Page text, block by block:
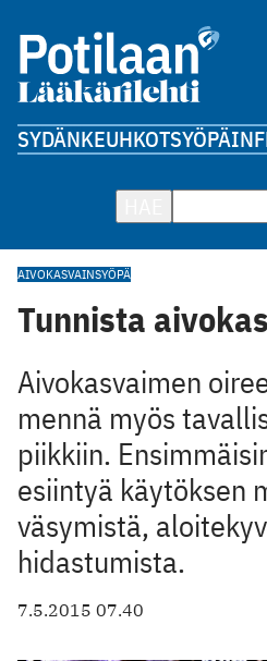
SYDÄNKEUHKOTSYÖPÄ
AIVOKASVAINSYÖPÄ
Tunnista
Aivokasvaimen
mennä myös
piikkiin.
esiintyä käytöksen
väsymistä,
hidastumista.
7.5.2015 07.40